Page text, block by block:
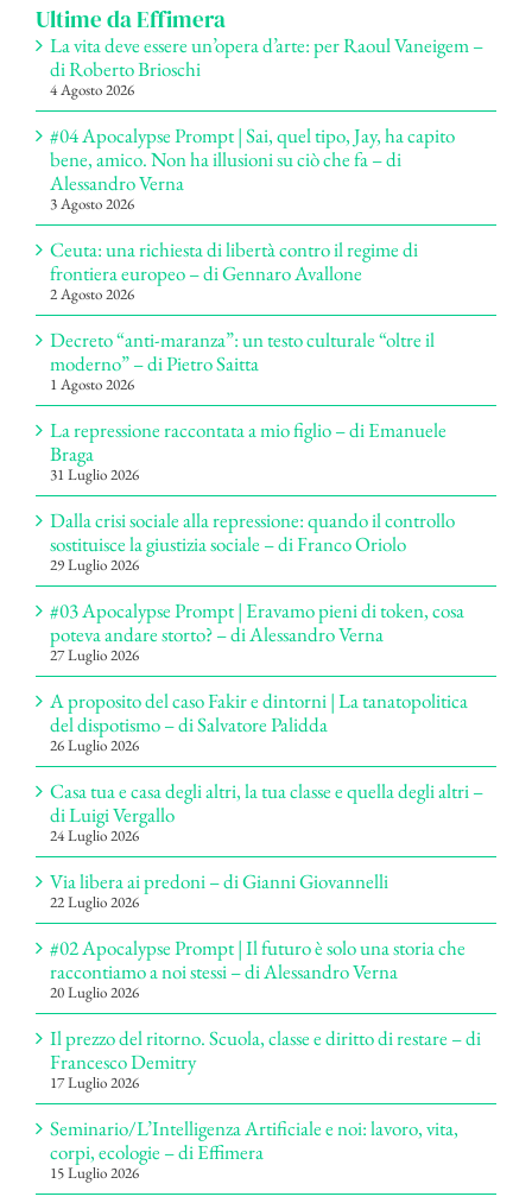
Ultime da Effimera
La vita deve essere un’opera d’arte: per Raoul Vaneigem –
di Roberto Brioschi
4 Agosto 2026
#04 Apocalypse Prompt | Sai, quel tipo, Jay, ha capito
bene, amico. Non ha illusioni su ciò che fa – di
Alessandro Verna
3 Agosto 2026
Ceuta: una richiesta di libertà contro il regime di
frontiera europeo – di Gennaro Avallone
2 Agosto 2026
Decreto “anti-maranza”: un testo culturale “oltre il
moderno” – di Pietro Saitta
1 Agosto 2026
La repressione raccontata a mio figlio – di Emanuele
Braga
31 Luglio 2026
Dalla crisi sociale alla repressione: quando il controllo
sostituisce la giustizia sociale – di Franco Oriolo
29 Luglio 2026
#03 Apocalypse Prompt | Eravamo pieni di token, cosa
poteva andare storto? – di Alessandro Verna
27 Luglio 2026
A proposito del caso Fakir e dintorni | La tanatopolitica
del dispotismo – di Salvatore Palidda
26 Luglio 2026
Casa tua e casa degli altri, la tua classe e quella degli altri –
di Luigi Vergallo
24 Luglio 2026
Via libera ai predoni – di Gianni Giovannelli
22 Luglio 2026
#02 Apocalypse Prompt | Il futuro è solo una storia che
raccontiamo a noi stessi – di Alessandro Verna
20 Luglio 2026
Il prezzo del ritorno. Scuola, classe e diritto di restare – di
Francesco Demitry
17 Luglio 2026
Seminario/L’Intelligenza Artificiale e noi: lavoro, vita,
corpi, ecologie – di Effimera
15 Luglio 2026